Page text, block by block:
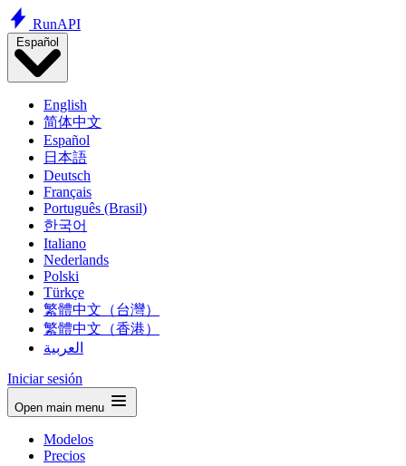
RunAPI
Español
English
简体中文
Español
日本語
Deutsch
Français
Português (Brasil)
한국어
Italiano
Nederlands
Polski
Türkçe
繁體中文（台灣）
繁體中文（香港）
العربية
Iniciar sesión
Open main menu
Modelos
Precios